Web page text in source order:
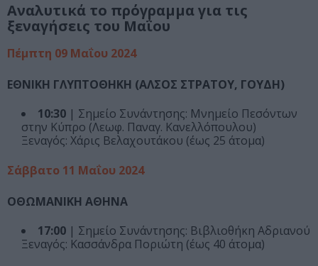
Αναλυτικά το πρόγραμμα για τις
ξεναγήσεις του Μαΐου
Πέμπτη 09 Μαΐου 2024
ΕΘΝΙΚΗ ΓΛΥΠΤΟΘΗΚΗ (ΑΛΣΟΣ ΣΤΡΑΤΟΥ, ΓΟΥΔΗ)
10:30 | Σημείο Συνάντησης: Μνημείο Πεσόντων
στην Κύπρο (Λεωφ. Παναγ. Κανελλόπουλου)
Ξεναγός: Χάρις Βελαχουτάκου (έως 25 άτομα)
Σάββατο 11 Μαΐου 2024
ΟΘΩΜΑΝΙΚΗ ΑΘΗΝΑ
17:00 | Σημείο Συνάντησης: Βιβλιοθήκη Αδριανού
Ξεναγός: Κασσάνδρα Ποριώτη (έως 40 άτομα)